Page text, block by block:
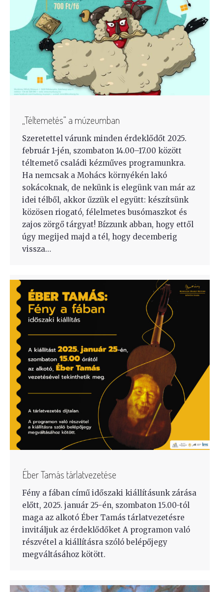
„Téltemetés” a múzeumban
Szeretettel várunk minden érdeklődőt 2025.
február 1-jén, szombaton 14.00–17.00 között
téltemető családi kézműves programunkra.
Ha nemcsak a Mohács környékén lakó
sokácoknak, de nekünk is elegünk van már az
idei télből, akkor űzzük el együtt: készítsünk
közösen riogató, félelmetes busómaszkot és
zajos zörgő tárgyat! Bízzunk abban, hogy ettől
úgy megijed majd a tél, hogy decemberig
vissza…
Éber Tamás tárlatvezetése
Fény a fában című időszaki kiállításunk zárása
előtt, 2025. január 25-én, szombaton 15.00-tól
maga az alkotó Éber Tamás tárlatvezetésre
invitáljuk az érdeklődőket A programon való
részvétel a kiállításra szóló belépőjegy
megváltásához kötött.